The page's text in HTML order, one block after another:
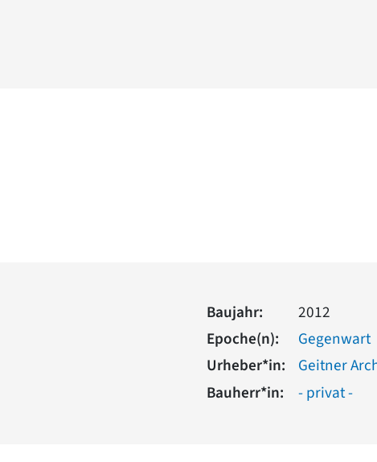
Baujahr:
2012
Epoche(n):
Gegenwart
Urheber*in:
Geitner
Bauherr*in:
- privat -